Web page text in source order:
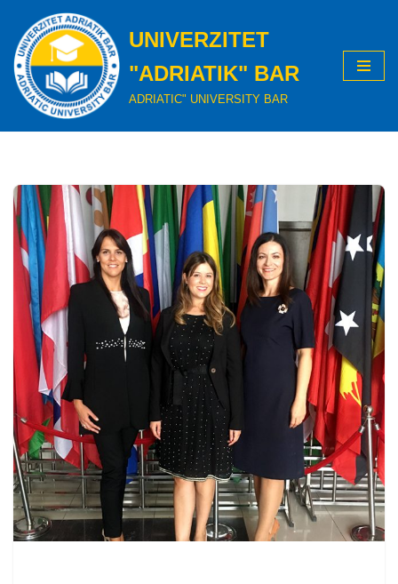
Skip
to
content
UNIVERZITET
"ADRIATIK" BAR
ADRIATIC" UNIVERSITY BAR